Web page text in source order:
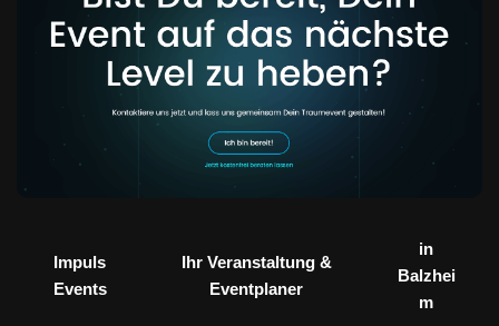
Impuls
Events
Ihr Veranstaltung &
Eventplaner
in
Balzhei
m